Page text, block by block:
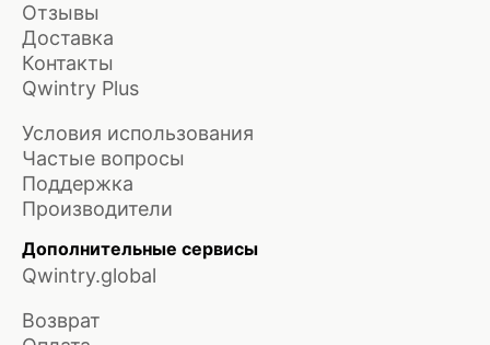
Отзывы
Доставка
Контакты
Qwintry Plus
Условия использования
Частые вопросы
Поддержка
Производители
Дополнительные сервисы
Qwintry.global
Возврат